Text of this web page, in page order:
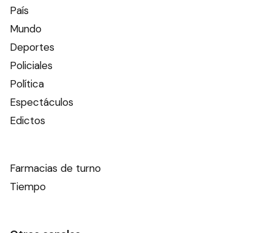
País
Mundo
Deportes
Policiales
Política
Espectáculos
Edictos
Farmacias de turno
Tiempo